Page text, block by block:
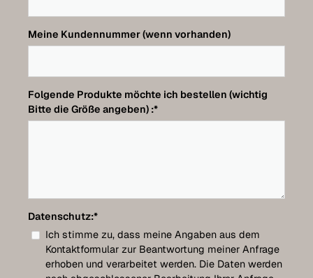
Meine Kundennummer (wenn vorhanden)
Folgende Produkte möchte ich bestellen (wichtig
Bitte die Größe angeben) :*
Datenschutz:*
Ich stimme zu, dass meine Angaben aus dem
Kontaktformular zur Beantwortung meiner Anfrage
erhoben und verarbeitet werden. Die Daten werden